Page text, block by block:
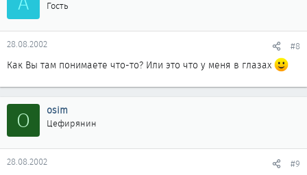
Гость
28.08.2002 #8
Как Вы там понимаете что-то? Или это что у меня в глазах
O osim
Цефирянин
28.08.2002 #9